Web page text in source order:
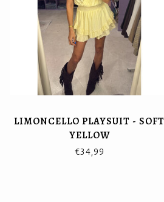
LIMONCELLO PLAYSUIT - SOFT
YELLOW
€34,99